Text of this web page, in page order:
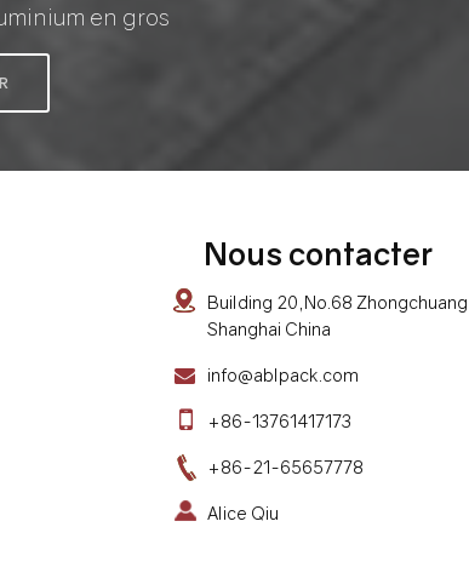
en gros
Nous contacter
Building 20,No.68
Shanghai China
info@ablpack.com
+86-13761417173
+86-21-65657778
Alice Qiu